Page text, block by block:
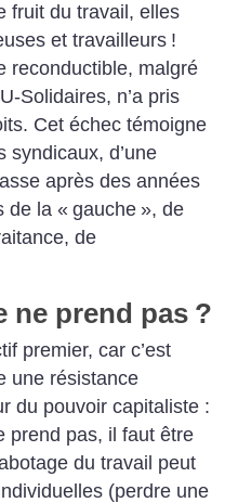
fruit du travail, elles
et travailleurs !
reconductible, malgré
Solidaires, n’a pris
Cet échec témoigne
syndicaux, d’une
après des années
de la « gauche », de
de
ne prend pas ?
premier, car c’est
une résistance
du pouvoir capitaliste :
prend pas, il faut être
du travail peut
(perdre une